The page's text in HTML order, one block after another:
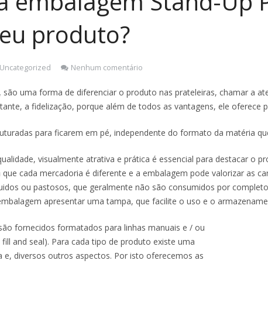
produto?
Uncategorized Nenhum comentário
são uma forma de diferenciar o produto nas prateleiras, chamar a
a fidelização, porque além de todos as vantagens, ele oferece
para ficarem em pé, independente do formato da matéria
visualmente atrativa e prática é essencial para destacar o
cada mercadoria é diferente e a embalagem pode valorizar as
ou pastosos, que geralmente não são consumidos por
apresentar uma tampa, que facilite o uso e o
fornecidos formatados para linhas manuais e / ou
and seal). Para cada tipo de produto existe uma
e, diversos outros aspectos. Por isto oferecemos as